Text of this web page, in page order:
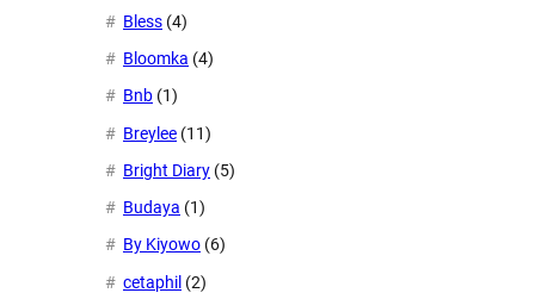
Bless (4)
Bloomka (4)
Bnb (1)
Breylee (11)
Bright Diary (5)
Budaya (1)
By Kiyowo (6)
cetaphil (2)